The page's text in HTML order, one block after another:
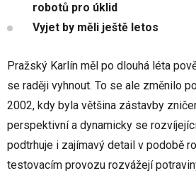
robotů pro úklid
Vyjet by měli ještě letos
Pražský Karlín měl po dlouhá léta
se raději vyhnout. To se ale změnilo
2002, kdy byla většina zástavby
perspektivní a dynamicky se
podtrhuje i zajímavý detail v podobě
testovacím provozu rozvážejí